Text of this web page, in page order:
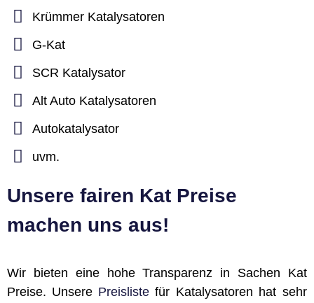
Krümmer Katalysatoren
G-Kat
SCR Katalysator
Alt Auto Katalysatoren
Autokatalysator
uvm.
Unsere fairen Kat Preise
machen uns aus!
Wir bieten eine hohe Transparenz in Sachen Kat
Preise. Unsere Preisliste für Katalysatoren hat sehr